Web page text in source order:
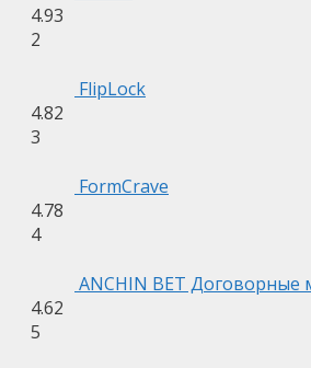
4.93
2
FlipLock
4.82
3
FormCrave
4.78
4
ANCHIN BET Договорные
4.62
5